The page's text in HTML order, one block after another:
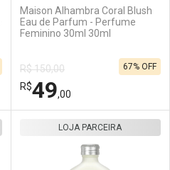
Comprar sem Desconto
Por R$ 657,00/cada
Comprar sem Desconto
Por R$ 657,00/cada
Maison Alhambra Coral Blush
Eau de Parfum - Perfume
Feminino 30ml 30ml
R$ 150,00
R$49,00
67% OFF
LOJA PARCEIRA